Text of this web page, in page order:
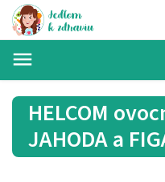
HELCOM
JAHODA a